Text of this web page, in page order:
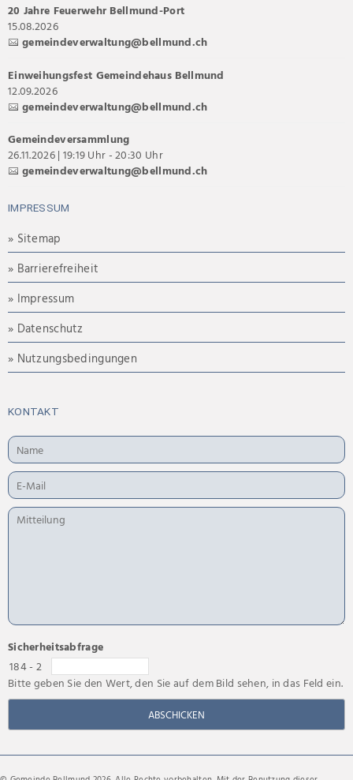
20 Jahre Feuerwehr Bellmund-Port
15.08.2026
gemeindeverwaltung@bellmund.ch
Einweihungsfest Gemeindehaus Bellmund
12.09.2026
gemeindeverwaltung@bellmund.ch
Gemeindeversammlung
26.11.2026 | 19:19 Uhr - 20:30 Uhr
gemeindeverwaltung@bellmund.ch
IMPRESSUM
» Sitemap
» Barrierefreiheit
» Impressum
» Datenschutz
» Nutzungsbedingungen
KONTAKT
Sicherheitsabfrage
184 - 2
Bitte geben Sie den Wert, den Sie auf dem Bild sehen, in das Feld ein.
ABSCHICKEN